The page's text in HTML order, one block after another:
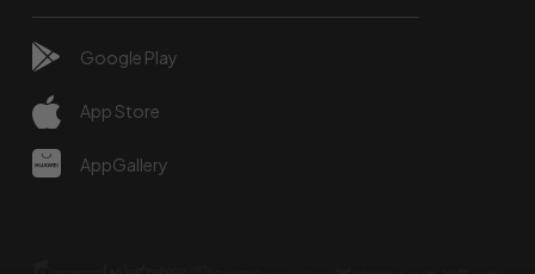
Google Play
App Store
AppGallery